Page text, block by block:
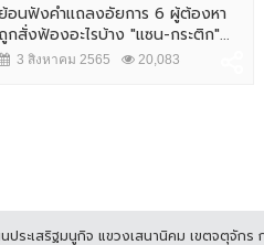
อนฟังคำเเถลงอัยการ 6 ผู้ต้องหา
ถูกสั่งฟ้องอะไรบ้าง "แซน-กระติก"...
3 สิงหาคม 2565 20,083
ระเสริฐมนูกิจ แขวงเสนานิคม เขตจตุจักร